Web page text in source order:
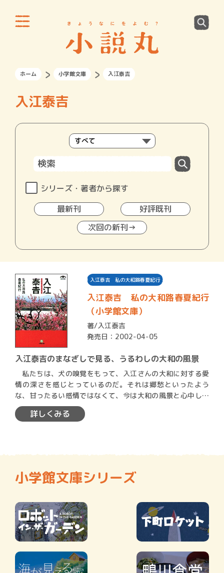
ホーム 小学館文庫 入江泰吉
入江泰吉
シリーズ・著者から探す
最新刊
好評既刊
次回の新刊→
入江泰吉 私の大和路春夏紀行
入江泰吉 私の大和路春夏紀行
（小学館文庫）
著/入江泰吉
発売日：2002-04-05
入江泰吉のまなざしで見る、うるわしの大和の風景
私たちは、犬の嗅覚をもって、入江さんの大和に対する愛
情の深さを感じとっているのだ。それは郷愁といったよう
な、甘ったるい感情ではなくて、今は大和の風景と心中して
もいい、滅…
詳しくみる
小学館文庫シリーズ